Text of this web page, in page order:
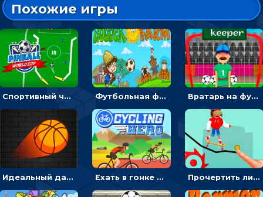
Похожие игры
Спортивный чемпионат по пейнтболу: ударять по ракеткам, чтобы забивать футбольный мяч в ворота Футбольная ферма: бей по мячу, чтобы забивать в ворота и ловить звезды Вратарь на футбольном поле: тапай, чтобы отбивать мячи в воротах ногами и руками - спортивные
Идеальный данк: направлять пунктир в корзину и попадать мячом Ехать в гонке на велосипедах через трамплины к финишу на скорость - спортивные Прочертить линию, чтобы проехать на скейте, через преграды к финишу - для мальчиков